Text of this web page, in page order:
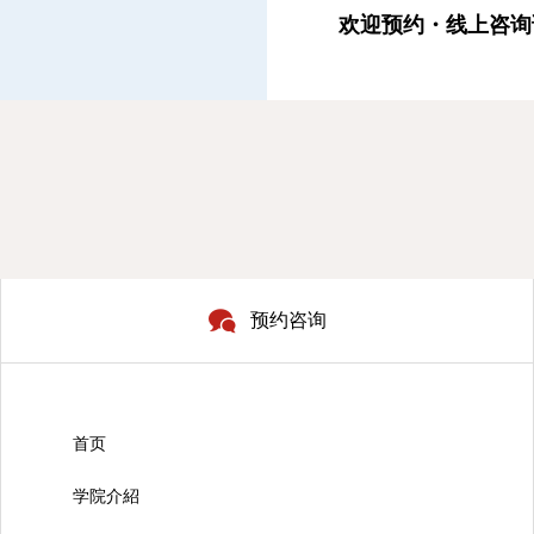
欢迎预约・线上咨
预约咨询
首页
学院介紹